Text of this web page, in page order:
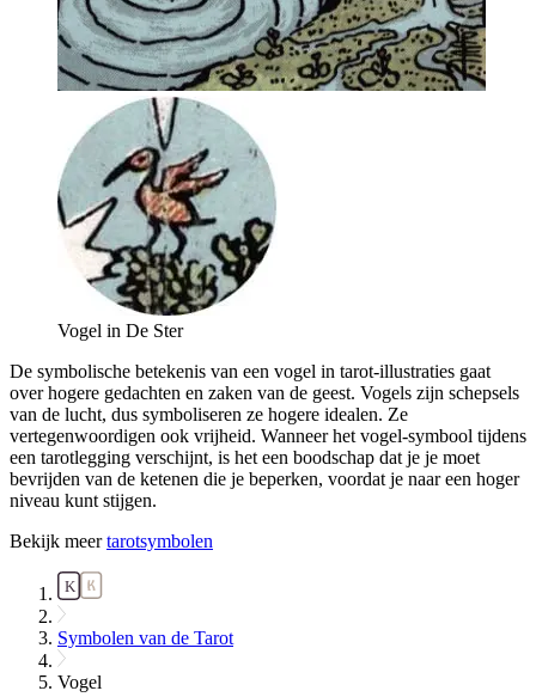
Vogel in De Ster
De symbolische betekenis van een vogel in tarot-illustraties gaat
over hogere gedachten en zaken van de geest. Vogels zijn schepsels
van de lucht, dus symboliseren ze hogere idealen. Ze
vertegenwoordigen ook vrijheid. Wanneer het vogel-symbool tijdens
een tarotlegging verschijnt, is het een boodschap dat je je moet
bevrijden van de ketenen die je beperken, voordat je naar een hoger
niveau kunt stijgen.
Bekijk meertarotsymbolen
Symbolen van de Tarot
Vogel